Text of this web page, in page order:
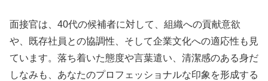
面接官は、40代の候補者に対して、組織への貢献意欲
や、既存社員との協調性、そして企業文化への適応性も見
ています。落ち着いた態度や言葉遣い、清潔感のある身だ
しなみも、あなたのプロフェッショナルな印象を形成する